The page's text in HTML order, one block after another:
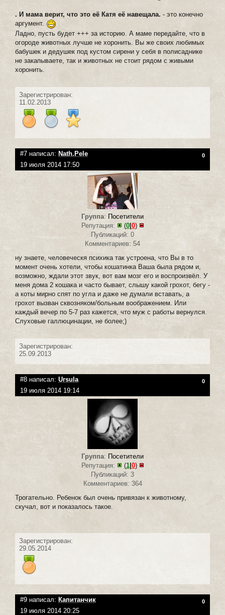
. И мама верит, что это её Катя её навещала. - это конечно
аргумент.
Ладно, пусть будет +++ за историю. А маме передайте, что в
огороде животных лучше не хоронить. Вы же своих любимых
бабушек и дедушек под кустом сирени у себя в полисаднике
не закапываете, так и животных не стоит рядом с живыми
хоронить.
Зарегистрирован:
11.02.2013
#7 написал: Nath.Pele 0
19 июля 2014 17:50
Группа: Посетители
Репутация:
(0|0)
Публикаций: 0
Комментариев: 54
ну знаете, человеческя психика так устроена, что Вы в то
момент очень хотели, чтобы кошатинка Ваша была рядом и,
возможно, ждали этот звук, вот вам мозг его и воспроизвёл. У
меня дома 2 кошака и часто бывает, слышу какой грохот, бегу -
а коты мирно спят по угла и даже не думали вставать, а
грохот вызван сквозняком/больным воображением. Или
каждый вечер по 5-7 раз кажется, что муж с работы вернулся.
Слуховые галлюцинации, не более;)
Зарегистрирован:
25.09.2013
#8 написал: Ursula 0
19 июля 2014 19:14
Группа: Посетители
Репутация:
(1|0)
Публикаций: 3
Комментариев: 364
Трогательно. Ребенок был очень привязан к животному,
скучал, вот и показалось такое.
Зарегистрирован:
29.05.2014
#9 написал: Капитанчик 0
19 июля 2014 20:25